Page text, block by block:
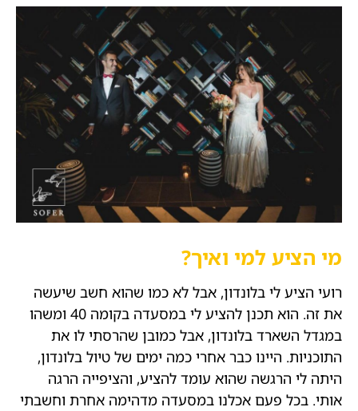
מי הציע למי ואיך?
רועי הציע לי בלונדון, אבל לא כמו שהוא חשב שיעשה
את זה. הוא תכנן להציע לי במסעדה בקומה 40 ומשהו
במגדל השארד בלונדון, אבל כמובן שהרסתי לו את
התוכניות. היינו כבר אחרי כמה ימים של טיול בלונדון,
היתה לי הרגשה שהוא עומד להציע, והציפייה הרגה
אותי. בכל פעם אכלנו במסעדה מדהימה אחרת וחשבתי